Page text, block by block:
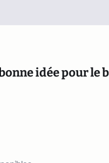
idée pour le